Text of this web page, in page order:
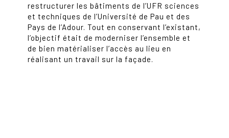
restructurer les bâtiments de l’UFR sciences
et techniques de l’Université de Pau et des
Pays de l’Adour. Tout en conservant l’existant,
l’objectif était de moderniser l’ensemble et
de bien matérialiser l’accès au lieu en
réalisant un travail sur la façade.